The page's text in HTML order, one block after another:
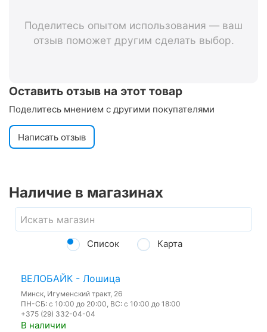
Поделитесь опытом использования — ваш
отзыв поможет другим сделать выбор.
Оставить отзыв на этот товар
Поделитесь мнением с другими покупателями
Написать отзыв
Наличие в магазинах
Список Карта
ВЕЛОБАЙК - Лошица
Минск, Игуменский тракт, 26
ПН-СБ: с 10:00 до 20:00, ВС: с 10:00 до 18:00
+375 (29) 332-04-04
В наличии